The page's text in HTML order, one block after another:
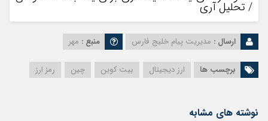
/ تحلیل آری
ارسال : مدیریت پیام خلیج فارس منبع : مهر
برچسب ها ارز دیجیتال بیت کوین چین رمز ارز
نوشته های مشابه